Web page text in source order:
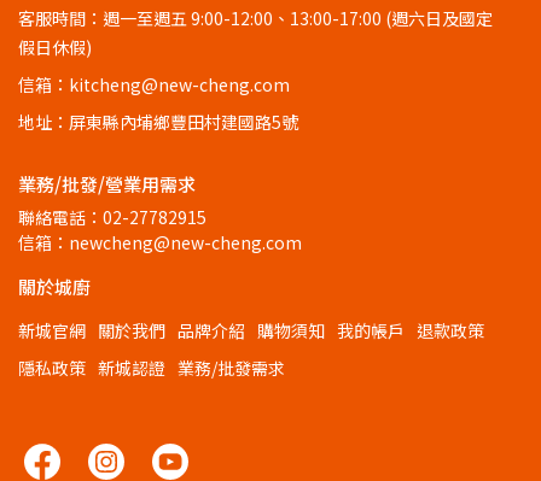
客服時間：週一至週五 9:00-12:00、13:00-17:00 (週六日及國定
假日休假)
信箱：kitcheng@new-cheng.com
地址：屏東縣內埔鄉豐田村建國路5號
業務/批發/營業用需求
聯絡電話：02-27782915
信箱：newcheng@new-cheng.com
關於城廚
新城官網 關於我們 品牌介紹 購物須知 我的帳戶
退款政策
隱私政策 新城認證 業務/批發需求